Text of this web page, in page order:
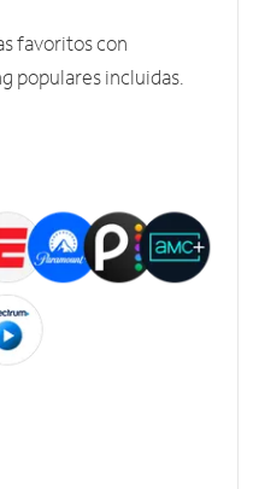
favoritos con
populares incluidas.